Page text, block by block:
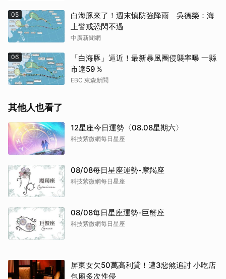
05
白海豚來了！週末慎防強降雨 吳德榮：海
上警戒恐閃不過
中廣新聞網
06
「白海豚」逼近！最新暴風圈侵襲率曝 一縣
市達59％
EBC 東森新聞
其他人也看了
12星座今日運勢〈08.08星期六〉
科技紫微網每日星座
08/08每日星座運勢-摩羯座
科技紫微網每日星座
08/08每日星座運勢-巨蟹座
科技紫微網每日星座
屏東女欠50萬高利貸！遭3惡煞追討 小吃店
包廂多次性侵